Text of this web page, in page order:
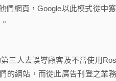
網頁，Google以此模式從中
人去誤導顧客及不當使用
的網站，而從此廣告刊登之業